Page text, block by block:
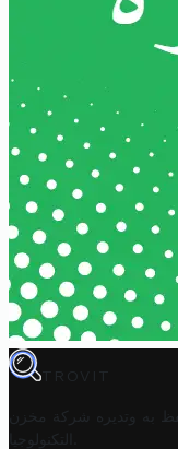
TROVIT
به وتديره
شركة مخزن
التكنولوجيا